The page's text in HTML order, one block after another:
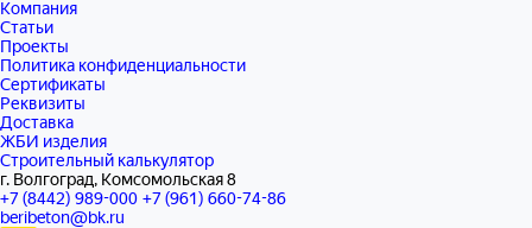
Компания
Статьи
Проекты
Политика конфиденциальности
Сертификаты
Реквизиты
Доставка
ЖБИ изделия
Строительный калькулятор
г. Волгоград, Комсомольская 8
+7 (8442) 989-000 +7 (961) 660-74-86
beribeton@bk.ru